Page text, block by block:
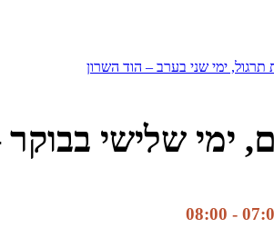
תרגול, ימי שני בערב – הוד השרון
ימי שלישי
-
08:00